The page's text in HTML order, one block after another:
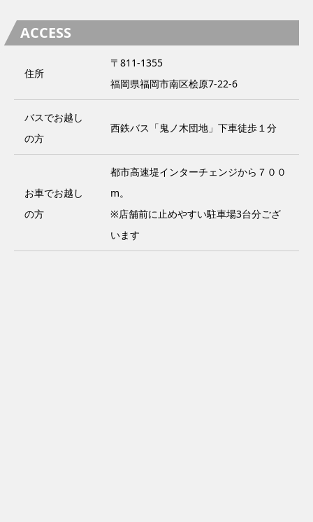
ACCESS
住所
〒811-1355
福岡県福岡市南区桧原7-22-6
バスでお越し
の方
西鉄バス「鬼ノ木団地」下車徒歩１分
お車でお越し
の方
都市高速堤インターチェンジから７００
m。
※店舗前に止めやすい駐車場3台分ござ
います